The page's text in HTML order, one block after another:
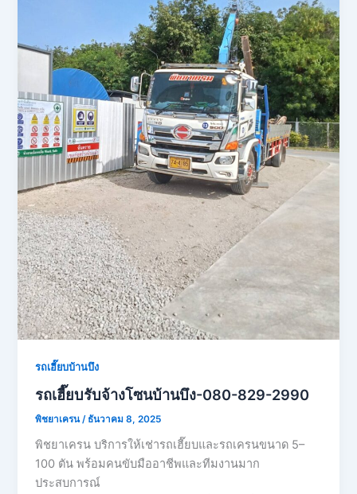
รถเฮี๊ยบบ้านบึง
รถเฮี๊ยบรับจ้างโซนบ้านบึง-080-829-2990
พิชยาเครน / ธันวาคม 8, 2025
พิชยาเครน บริการให้เช่ารถเฮี๊ยบและรถเครนขนาด 5–
100 ตัน พร้อมคนขับมืออาชีพและทีมงานมาก
ประสบการณ์